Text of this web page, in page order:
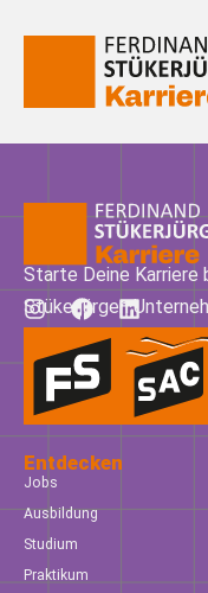
Starte Deine Karriere
Stükerjürgen
Entdecken
Jobs
Ausbildung
Studium
Praktikum